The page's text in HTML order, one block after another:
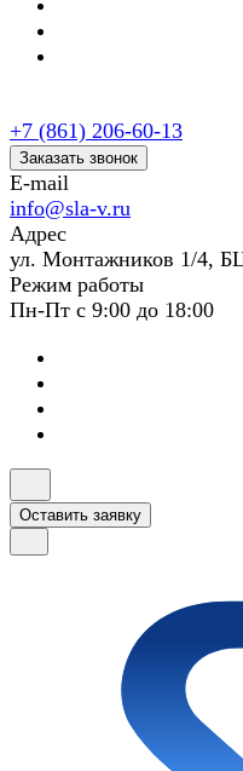
+7 (861) 206-60-13
Заказать звонок
E-mail
info@sla-v.ru
Адрес
ул. Монтажников 1/4,
Режим работы
Пн-Пт с 9:00 до 18:00
Оставить заявку